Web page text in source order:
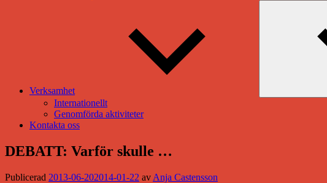
Verksamhet
Internationellt
Genomförda aktiviteter
Kontakta oss
DEBATT: Varför skulle …
Publicerad 2013-06-202014-01-22 av Anja Castensson